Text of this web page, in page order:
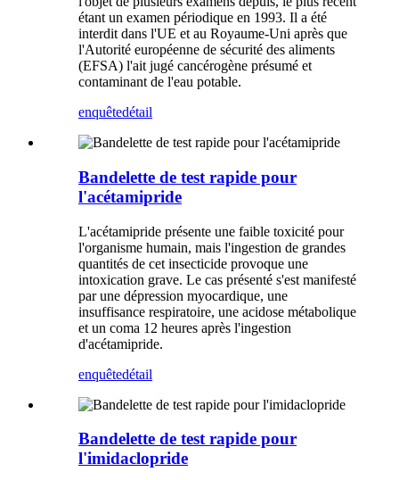
étant un examen périodique en 1993. Il a été
interdit dans l'UE et au Royaume-Uni après que
l'Autorité européenne de sécurité des aliments
(EFSA) l'ait jugé cancérogène présumé et
contaminant de l'eau potable.
enquêtedétail
Bandelette de test rapide pour
l'acétamipride
L'acétamipride présente une faible toxicité pour
l'organisme humain, mais l'ingestion de grandes
quantités de cet insecticide provoque une
intoxication grave. Le cas présenté s'est manifesté
par une dépression myocardique, une
insuffisance respiratoire, une acidose métabolique
et un coma 12 heures après l'ingestion
d'acétamipride.
enquêtedétail
Bandelette de test rapide pour
l'imidaclopride